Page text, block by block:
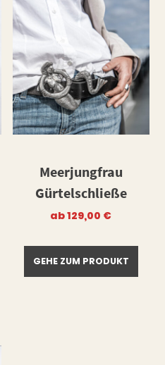
Meerjungfrau
Gürtelschließe
ab129,00 €
GEHE ZUM PRODUKT